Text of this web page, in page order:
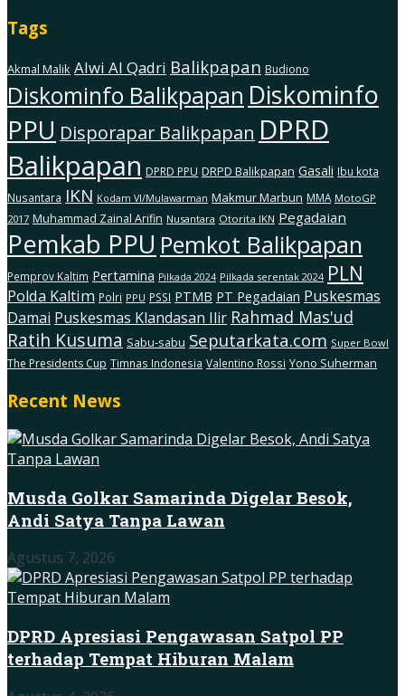
Tags
Akmal Malik Alwi Al Qadri Balikpapan Budiono
Diskominfo Balikpapan Diskominfo
PPU Disporapar Balikpapan DPRD
Balikpapan DPRD PPU DRPD Balikpapan Gasali Ibu kota
Nusantara IKN Kodam Vl/Mulawarman Makmur Marbun MMA MotoGP
2017 Muhammad Zainal Arifin Nusantara Otorita IKN Pegadaian
Pemkab PPU Pemkot Balikpapan
Pemprov Kaltim Pertamina Pilkada 2024 Pilkada serentak 2024 PLN
Polda Kaltim Polri PPU PSSI PTMB PT Pegadaian Puskesmas
Damai Puskesmas Klandasan Ilir Rahmad Mas'ud
Ratih Kusuma Sabu-sabu Seputarkata.com Super Bowl
The Presidents Cup Timnas Indonesia Valentino Rossi Yono Suherman
Recent News
Musda Golkar Samarinda Digelar Besok,
Andi Satya Tanpa Lawan
Agustus 7, 2026
DPRD Apresiasi Pengawasan Satpol PP
terhadap Tempat Hiburan Malam